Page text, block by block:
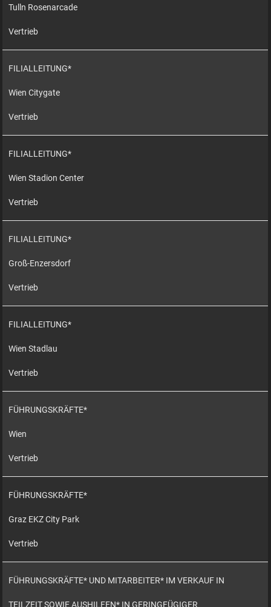
Tulln Rosenarcade
Vertrieb
FILIALLEITUNG*
Wien Citygate
Vertrieb
FILIALLEITUNG*
Wien Stadion Center
Vertrieb
FILIALLEITUNG*
Groß-Enzersdorf
Vertrieb
FILIALLEITUNG*
Wien Stadlau
Vertrieb
FÜHRUNGSKRÄFTE*
Wien
Vertrieb
FÜHRUNGSKRÄFTE*
Graz EKZ City Park
Vertrieb
FÜHRUNGSKRÄFTE* UND MITARBEITER* IM VERKAUF IN
TEILZEIT SOWIE AUSHILFEN* IN GERINGFÜGIGER